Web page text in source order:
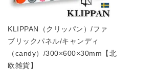
KLIPPAN（クリッパン）/ファ
ブリックパネル/キャンディ
（candy）/300×600×30mm【北
欧雑貨】